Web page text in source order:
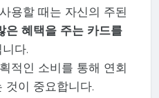
용할 때는 자신의 주된
은 혜택을 주는 카드를
다.
적인 소비를 통해 연회
것이 중요합니다.